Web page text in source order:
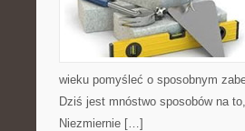
wieku pomyśleć o sposobnym
Dziś jest mnóstwo sposobów na
Niezmiernie […]